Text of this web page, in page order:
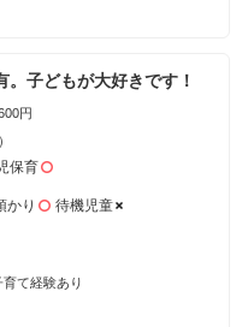
。子どもが大好きです！
円
保育
かり 待機児童
て経験あり